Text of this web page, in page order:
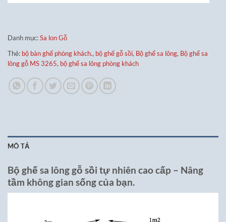
Danh mục:Sa lon Gỗ
Thẻ: bộ bàn ghế phòng khách., bộ ghế gỗ sồi, Bộ ghế sa lông, Bộ ghế sa
lông gỗ MS 3265, bộ ghế sa lông phòng khách
MÔ TẢ
Bộ ghế sa lônggỗ sồi tự nhiên cao cấp – Nâng
tầm không gian sống của bạn.